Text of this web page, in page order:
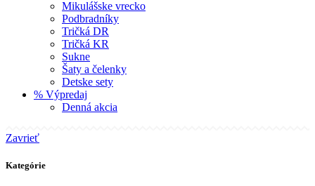
Mikulášske vrecko
Podbradníky
Tričká DR
Tričká KR
Sukne
Šaty a čelenky
Detske sety
% Výpredaj
Denná akcia
Zavrieť
Kategórie